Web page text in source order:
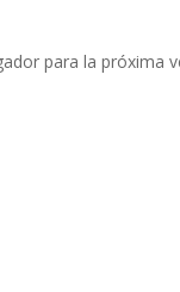
para la próxima